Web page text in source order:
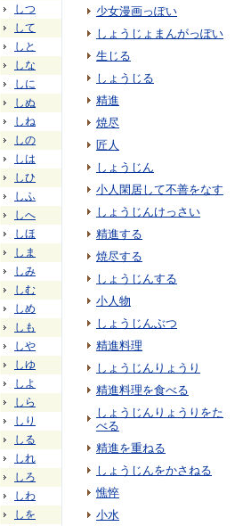
しつ
して
しと
しな
しに
しぬ
しね
しの
しは
しひ
しふ
しへ
しほ
しま
しみ
しむ
しめ
しも
しや
しゆ
しよ
しら
しり
しる
しれ
しろ
しわ
しを
少女漫画っぽい
しょうじょまんがっぽい
生じる
しょうじる
精進
焼尽
匠人
しょうじん
小人閑居して不善をなす
しょうじんけっさい
精進する
焼尽する
しょうじんする
小人物
しょうじんぶつ
精進料理
しょうじんりょうり
精進料理を食べる
しょうじんりょうりをた
べる
精進を重ねる
しょうじんをかさねる
憔悴
小水